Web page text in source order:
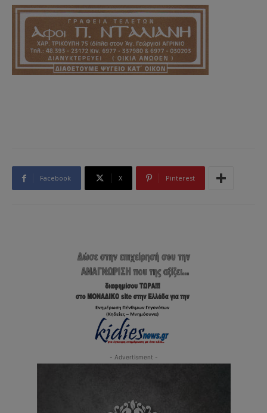
Facebook X Pinterest
- Advertisment -